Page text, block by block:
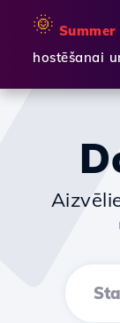
🌞 Summer
hostēšanai